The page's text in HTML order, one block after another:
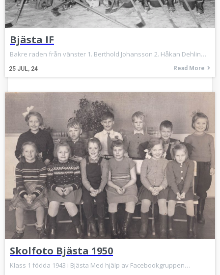
Bjästa IF
25 JUL, 24
Bakre raden från vänster 1. Berthold Johansson 2. Håkan Dehlin…
Read More
Skolfoto Bjästa 1950
Klass 1 födda 1943 i Bjästa Med hjälp av Facebookgruppen…